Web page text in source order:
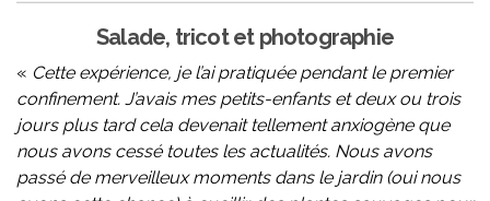
Salade, tricot et photographie
« Cette expérience, je l’ai pratiquée pendant le premier
confinement. J’avais mes petits-enfants et deux ou trois
jours plus tard cela devenait tellement anxiogène que
nous avons cessé toutes les actualités. Nous avons
passé de merveilleux moments dans le jardin (oui nous